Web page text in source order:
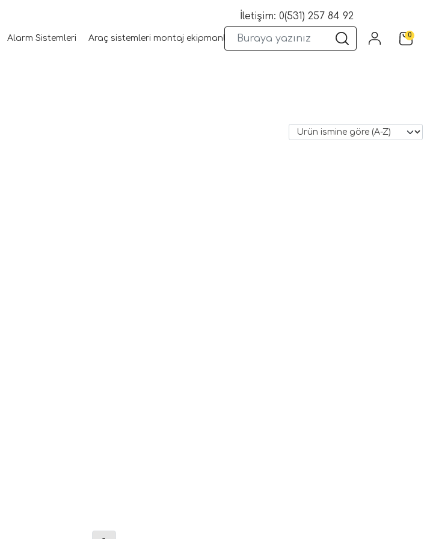
Alarm Sistemleri Araç sistemleri montaj ekipmanları Wifi Kameralar Yangın Sistemleri
İletişim: 0(531) 257 84 92
0